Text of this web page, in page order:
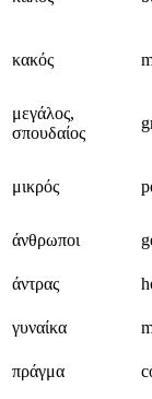
κακός
μεγάλος,
σπουδαίος
μικρός
άνθρωποι
άντρας
γυναίκα
πράγμα